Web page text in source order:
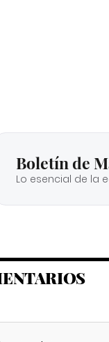
Boletín de
Lo esencial de la